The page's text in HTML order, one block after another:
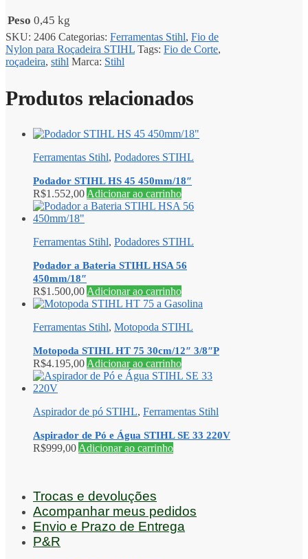
Peso 0,45 kg
SKU: 2406 Categorias: Ferramentas Stihl, Fio de
Nylon para Roçadeira STIHL Tags: Fio de Corte,
roçadeira, stihl Marca: Stihl
Produtos relacionados
Ferramentas Stihl, Podadores STIHL
Podador STIHL HS 45 450mm/18″
R$1.552,00 Adicionar ao carrinho
Ferramentas Stihl, Podadores STIHL
Podador a Bateria STIHL HSA 56
450mm/18″
R$1.500,00 Adicionar ao carrinho
Ferramentas Stihl, Motopoda STIHL
Motopoda STIHL HT 75 30cm/12″ 3/8″P
R$4.195,00 Adicionar ao carrinho
Aspirador de pó STIHL, Ferramentas Stihl
Aspirador de Pó e Água STIHL SE 33 220V
R$999,00 Adicionar ao carrinho
Trocas e devoluções
Acompanhar meus pedidos
Envio e Prazo de Entrega
P&R